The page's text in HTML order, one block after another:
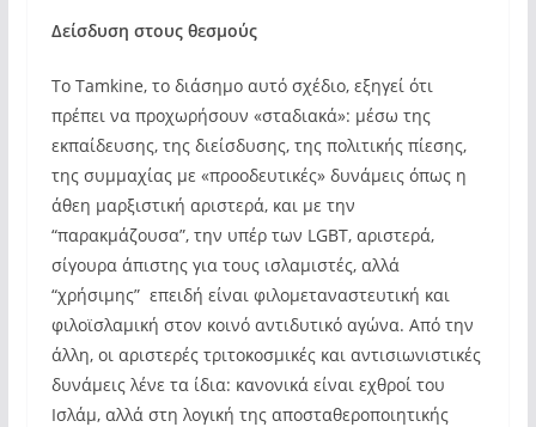
Δείσδυση στους θεσμούς
Το Τamkine, το διάσημο αυτό σχέδιο, εξηγεί ότι
πρέπει να προχωρήσουν «σταδιακά»: μέσω της
εκπαίδευσης, της διείσδυσης, της πολιτικής πίεσης,
της συμμαχίας με «προοδευτικές» δυνάμεις όπως η
άθεη μαρξιστική αριστερά, και με την
“παρακμάζουσα”, την υπέρ των LGBT, αριστερά,
σίγουρα άπιστης για τους ισλαμιστές, αλλά
“χρήσιμης” επειδή είναι φιλομεταναστευτική και
φιλοϊσλαμική στον κοινό αντιδυτικό αγώνα. Από την
άλλη, οι αριστερές τριτοκοσμικές και αντισιωνιστικές
δυνάμεις λένε τα ίδια: κανονικά είναι εχθροί του
Ισλάμ, αλλά στη λογική της αποσταθεροποιητικής